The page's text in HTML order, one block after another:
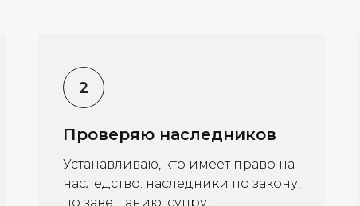
Проверяю наследников
Устанавливаю, кто имеет право на
наследство: наследники по закону,
по завещанию, супруг,